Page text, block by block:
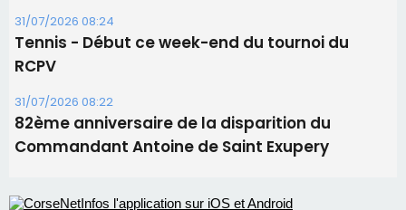
procession le 14 août
31/07/2026 08:24
RCPV
31/07/2026 08:22
Commandant Antoine de Saint Exupery